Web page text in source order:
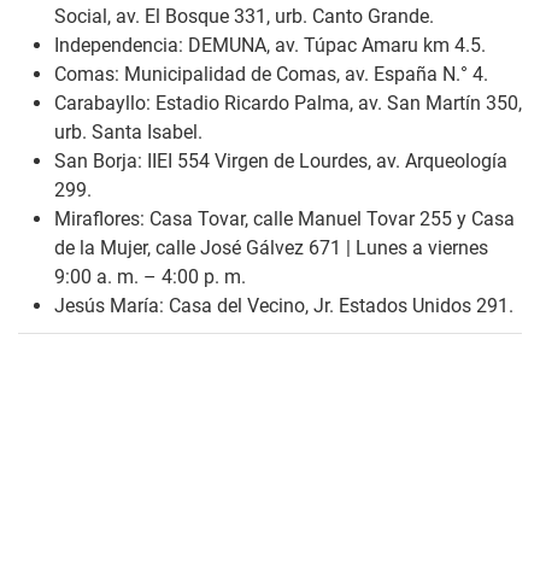
Social, av. El Bosque 331, urb. Canto Grande.
Independencia: DEMUNA, av. Túpac Amaru km 4.5.
Comas: Municipalidad de Comas, av. España N.° 4.
Carabayllo: Estadio Ricardo Palma, av. San Martín 350,
urb. Santa Isabel.
San Borja: IIEI 554 Virgen de Lourdes, av. Arqueología
299.
Miraflores: Casa Tovar, calle Manuel Tovar 255 y Casa
de la Mujer, calle José Gálvez 671 | Lunes a viernes
9:00 a. m. – 4:00 p. m.
Jesús María: Casa del Vecino, Jr. Estados Unidos 291.